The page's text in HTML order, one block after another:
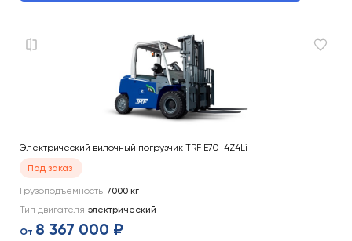
Электрический вилочный погрузчик TRF E70-4Z4Li
Под заказ
Грузоподъемность 7000 кг
Тип двигателя электрический
От 8 367 000 ₽